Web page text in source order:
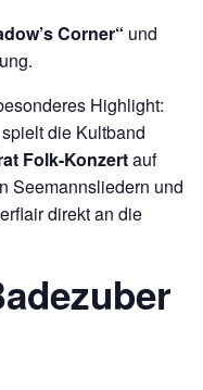
Corner“ und
Highlight:
die Kultband
Folk-Konzertauf
Seemannsliedern und
direkt an die